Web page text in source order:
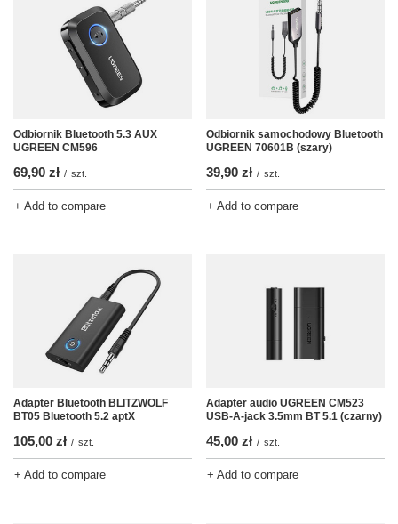
Odbiornik Bluetooth 5.3 AUX
UGREEN CM596
69,90 zł / szt.
+ Add to compare
Odbiornik samochodowy Bluetooth
UGREEN 70601B (szary)
39,90 zł / szt.
+ Add to compare
Adapter Bluetooth BLITZWOLF
BT05 Bluetooth 5.2 aptX
105,00 zł / szt.
+ Add to compare
Adapter audio UGREEN CM523
USB-A-jack 3.5mm BT 5.1 (czarny)
45,00 zł / szt.
+ Add to compare